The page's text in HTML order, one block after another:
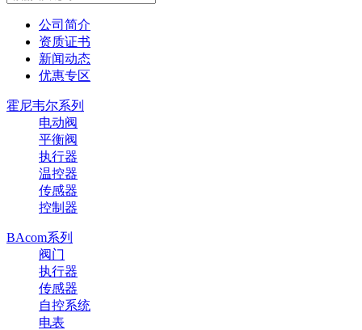
公司简介
资质证书
新闻动态
优惠专区
霍尼韦尔系列
电动阀
平衡阀
执行器
温控器
传感器
控制器
BAcom系列
阀门
执行器
传感器
自控系统
电表